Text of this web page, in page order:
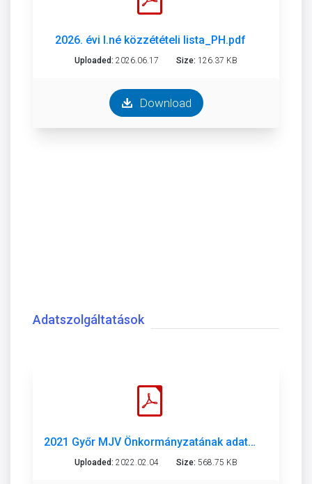
2026. évi I.né közzétételi lista_PH.pdf
Uploaded: 2026.06.17 Size: 126.37 KB
Download
Adatszolgáltatások
2021 Győr MJV Önkormányzatának adatszolgáltatása.pdf
Uploaded: 2022.02.04 Size: 568.75 KB